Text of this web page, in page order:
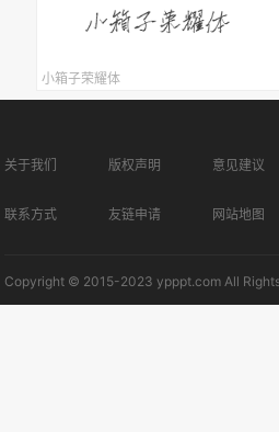
小箱子荣耀体
关于我们 版权声明 意见建议
联系方式 友链申请 网站地图
Copyright © 2015-2023 ypppt.com All